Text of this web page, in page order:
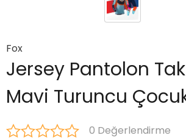
Fox
Jersey Pantolon
Mavi Turuncu
0 Değerlendirme